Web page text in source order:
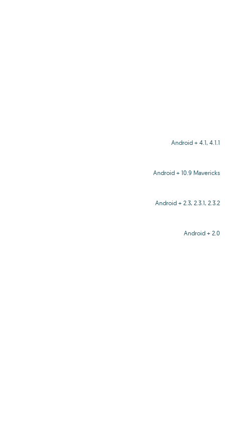
Android + 4.1, 4.1.1
Android + 10.9 Mavericks
Android + 2.3, 2.3.1, 2.3.2
Android + 2.0